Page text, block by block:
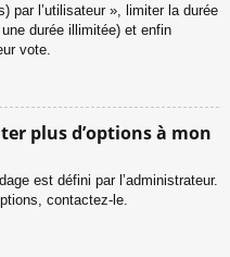
par l’utilisateur », limiter la durée
durée illimitée) et enfin
vote.
plus d’options à mon
est défini par l’administrateur.
contactez-le.